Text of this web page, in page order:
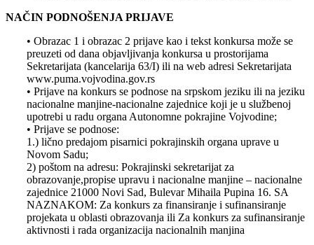
NAČIN PODNOŠENJA PRIJAVE
• Obrazac 1 i obrazac 2 prijave kao i tekst konkursa može se
preuzeti od dana objavljivanja konkursa u prostorijama
Sekretarijata (kancelarija 63/I) ili na web adresi Sekretarijata
www.puma.vojvodina.gov.rs
• Prijave na konkurs se podnose na srpskom jeziku ili na jeziku
nacionalne manjine-nacionalne zajednice koji je u službenoj
upotrebi u radu organa Autonomne pokrajine Vojvodine;
• Prijave se podnose:
1.) lično predajom pisarnici pokrajinskih organa uprave u
Novom Sadu;
2) poštom na adresu: Pokrajinski sekretarijat za
obrazovanje,propise upravu i nacionalne manjine – nacionalne
zajednice 21000 Novi Sad, Bulevar Mihaila Pupina 16. SA
NAZNAKOM: Za konkurs za finansiranje i sufinansiranje
projekata u oblasti obrazovanja ili Za konkurs za sufinansiranje
aktivnosti i rada organizacija nacionalnih manjina